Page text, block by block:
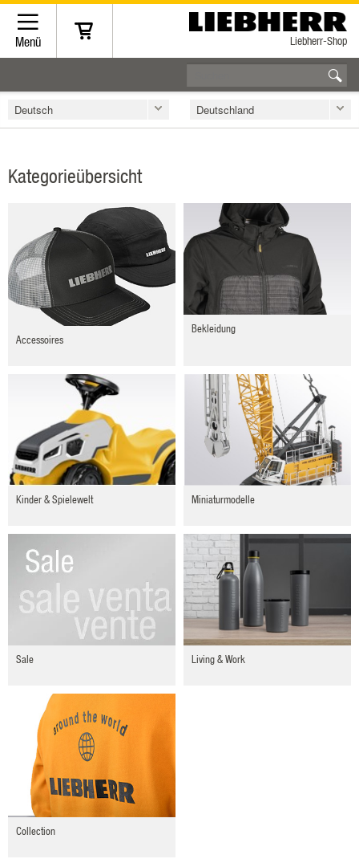
Menü Liebherr-Shop
Deutsch Deutschland
Kategorieübersicht
Accessoires
Bekleidung
Kinder & Spielewelt Miniaturmodelle
Sale Living & Work
Collection